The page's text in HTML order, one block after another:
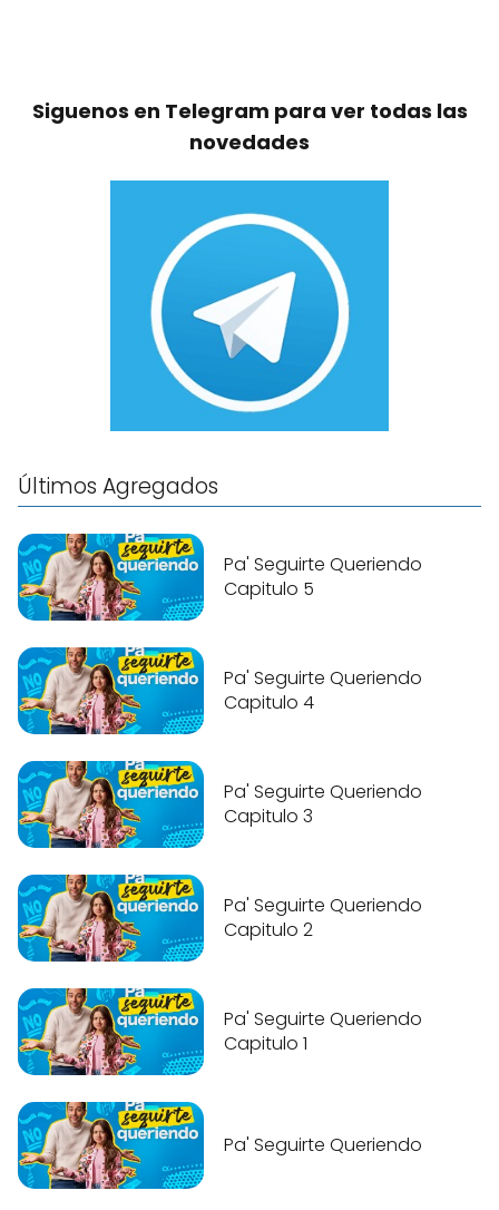
Siguenos en Telegram para ver todas las
novedades
Últimos Agregados
Pa' Seguirte Queriendo
Capitulo 5
Pa' Seguirte Queriendo
Capitulo 4
Pa' Seguirte Queriendo
Capitulo 3
Pa' Seguirte Queriendo
Capitulo 2
Pa' Seguirte Queriendo
Capitulo 1
Pa' Seguirte Queriendo